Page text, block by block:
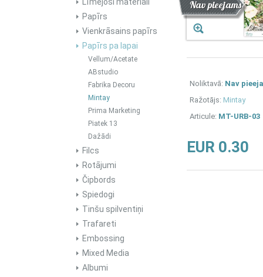
Papīrs
Vienkrāsains papīrs
Papīrs pa lapai
Vellum/Acetate
ABstudio
Fabrika Decoru
Mintay
Prima Marketing
Piatek 13
Dažādi
Filcs
Rotājumi
Čipbords
Spiedogi
Tinšu spilventiņi
Trafareti
Embossing
Mixed Media
Albumi
Atlaide
Jaunums
Nav pieejams
Noliktavā: Nav
Ražotājs: Mintay
Articule: MT-URB-03
EUR 0.30